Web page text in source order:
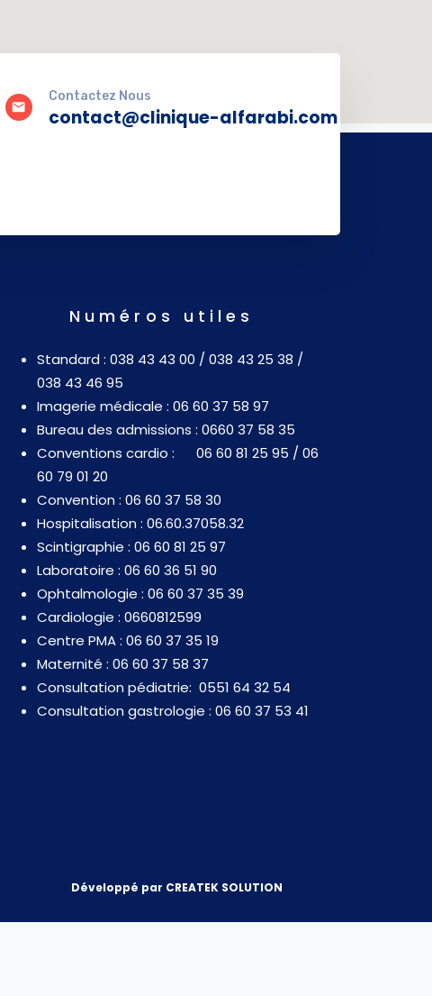
Contactez Nous
contact@clinique-alfarabi.com
Numéros utiles
Standard : 038 43 43 00 / 038 43 25 38 /
038 43 46 95
Imagerie médicale : 06 60 37 58 97
Bureau des admissions : 0660 37 58 35
Conventions cardio : 06 60 81 25 95 / 06
60 79 01 20
Convention : 06 60 37 58 30
Hospitalisation : 06.60.37058.32
Scintigraphie : 06 60 81 25 97
Laboratoire : 06 60 36 51 90
Ophtalmologie : 06 60 37 35 39
Cardiologie : 0660812599
Centre PMA : 06 60 37 35 19
Maternité : 06 60 37 58 37
Consultation pédiatrie: 0551 64 32 54
Consultation gastrologie : 06 60 37 53 41
Développé par CREATEK SOLUTION